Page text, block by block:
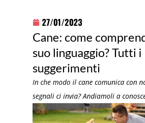
27/01/2023
Cane: come
suo linguaggio? Tutti i
suggerimenti
In che modo il cane comunica con
segnali ci invia? Andiamoli a